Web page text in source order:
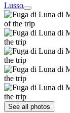
Lusso
See all photos